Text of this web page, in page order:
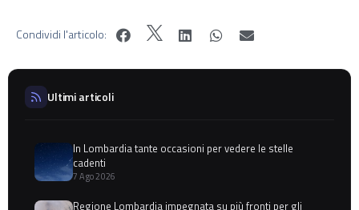
Condividi l'articolo:
Ultimi articoli
In Lombardia tante occasioni per vedere le stelle
cadenti
7 Ago 2026
Regione Lombardia impegnata su più fronti per gli